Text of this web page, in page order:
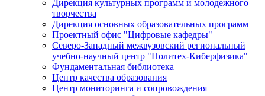
Дирекция культурных программ и молодежного
творчества
Дирекция основных образовательных программ
Проектный офис "Цифровые кафедры"
Северо-Западный межвузовский региональный
учебно-научный центр "Политех-Киберфизика"
Фундаментальная библиотека
Центр качества образования
Центр мониторинга и сопровождения